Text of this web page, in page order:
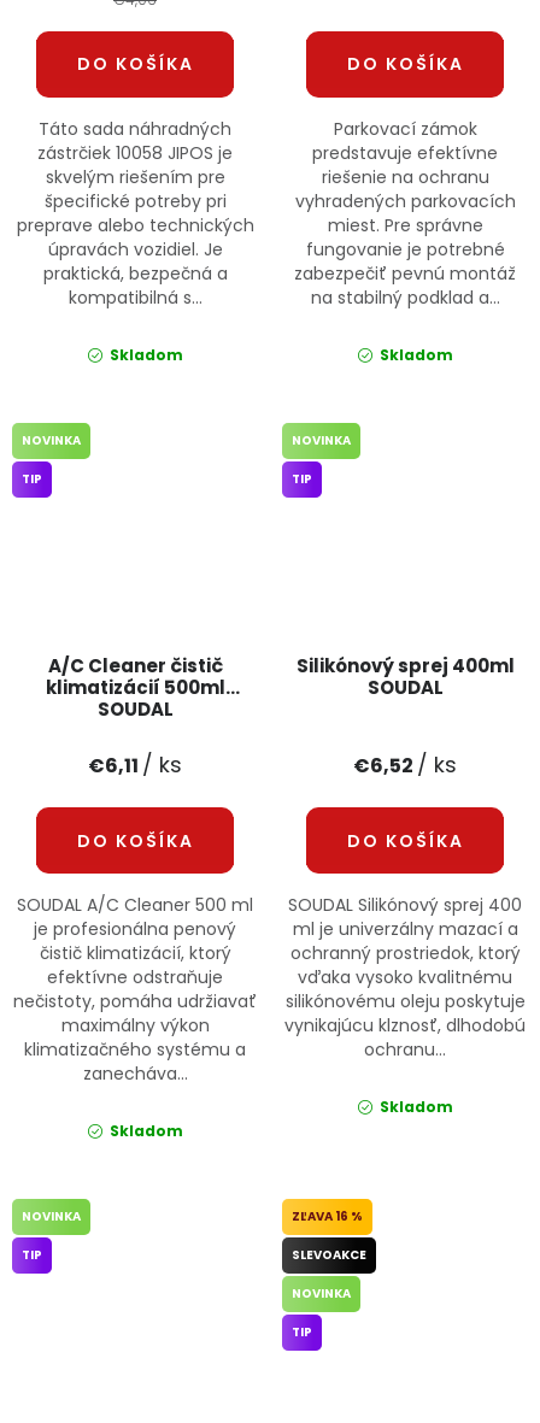
DO KOŠÍKA
Táto sada náhradných
zástrčiek 10058 JIPOS je
skvelým riešením pre
špecifické potreby pri
preprave alebo technických
úpravách vozidiel. Je
praktická, bezpečná a
kompatibilná s...
Skladom
DO KOŠÍKA
Parkovací zámok
predstavuje efektívne
riešenie na ochranu
vyhradených parkovacích
miest. Pre správne
fungovanie je potrebné
zabezpečiť pevnú montáž
na stabilný podklad a...
Skladom
A/C Cleaner čistič
klimatizácií 500ml
SOUDAL
NOVINKA
TIP
€6,11 / ks
DO KOŠÍKA
SOUDAL A/C Cleaner 500 ml
je profesionálna penový
čistič klimatizácií, ktorý
efektívne odstraňuje
nečistoty, pomáha udržiavať
maximálny výkon
klimatizačného systému a
zanecháva...
Skladom
Silikónový sprej 400ml
SOUDAL
NOVINKA
TIP
€6,52 / ks
DO KOŠÍKA
SOUDAL Silikónový sprej 400
ml je univerzálny mazací a
ochranný prostriedok, ktorý
vďaka vysoko kvalitnému
silikónovému oleju poskytuje
vynikajúcu klznosť, dlhodobú
ochranu...
Skladom
NOVINKA
TIP
16 %
SLEVOAKCE
NOVINKA
TIP